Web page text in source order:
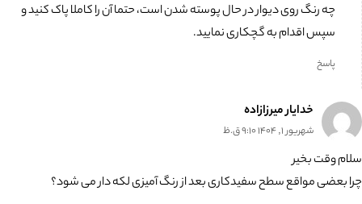
چه رنگ روی دیوار در حال پوسته شدن است، حتما آن را کاملا پاک کنید و
سپس اقدام به گچکاری نمایید.
پاسخ
خدایار میرزازاده
شهریور 1, 1404 9:10 ق.ظ
سلام وقت بخیر
چرا بعضی مواقع سطح سفیدکاری بعد از رنگ آمیزی لکه دار می شود؟